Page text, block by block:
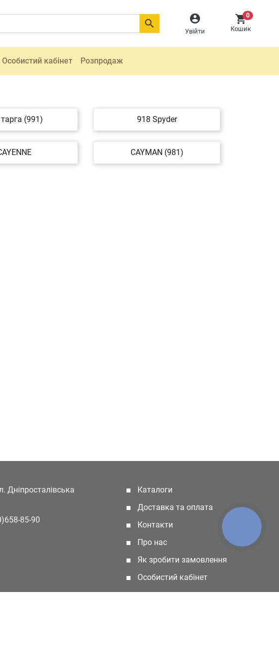

Увійти
0
Кошик

Особистий кабінет Розпродаж
(991) 918 Spyder
CAYMAN (981)
Дніпросталівська
85-90
Каталоги
Доставка та оплата
Контакти
Про нас
Як зробити замовлення
Особистий кабінет